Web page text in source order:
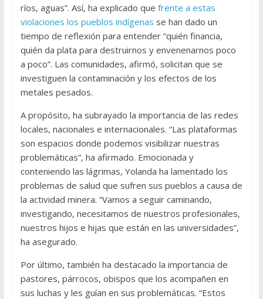
ríos, aguas”. Así, ha explicado que frente a estas
violaciones los pueblos indígenas se han dado un
tiempo de reflexión para entender “quién financia,
quién da plata para destruirnos y envenenarnos poco
a poco”. Las comunidades, afirmó, solicitan que se
investiguen la contaminación y los efectos de los
metales pesados.
A propósito, ha subrayado la importancia de las redes
locales, nacionales e internacionales. “Las plataformas
son espacios donde podemos visibilizar nuestras
problemáticas”, ha afirmado. Emocionada y
conteniendo las lágrimas, Yolanda ha lamentado los
problemas de salud que sufren sus pueblos a causa de
la actividad minera. “Vamos a seguir caminando,
investigando, necesitamos de nuestros profesionales,
nuestros hijos e hijas que están en las universidades”,
ha asegurado.
Por último, también ha destacado la importancia de
pastores, párrocos, obispos que los acompañen en
sus luchas y les guían en sus problemáticas. “Estos